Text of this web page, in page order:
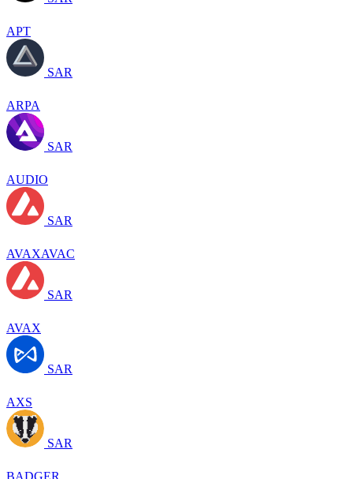
APT
SAR
ARPA
SAR
AUDIO
SAR
AVAXAVAC
SAR
AVAX
SAR
AXS
SAR
BADGER